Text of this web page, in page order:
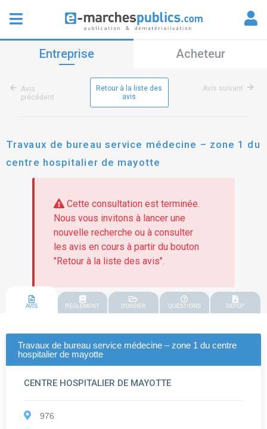
Entreprise Acheteur
Avis
précédent
Retour à la liste des
avis
Avis suivant
Travaux de bureau service médecine – zone 1 du
centre hospitalier de mayotte
Cette consultation est terminée.
Nous vous invitons à lancer une
nouvelle recherche ou à consulter
les avis en cours à partir du bouton
"Retour à la liste des avis".
AVIS REGLEMENT DOSSIER QUESTIONS DEPOT
Travaux de bureau service médecine – zone 1 du centre
hospitalier de mayotte
CENTRE HOSPITALIER DE MAYOTTE
976